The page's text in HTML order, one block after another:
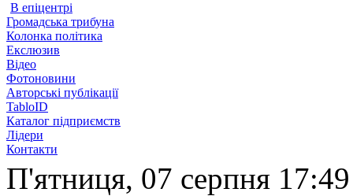
В епіцентрі
Громадська трибуна
Колонка політика
Екслюзив
Відео
Фотоновини
Авторські публікації
TabloID
Каталог підприємств
Лідери
Контакти
П'ятниця, 07 серпня 17:49